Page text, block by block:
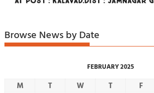
Browse News by Date
FEBRUARY 2025
M T W T F